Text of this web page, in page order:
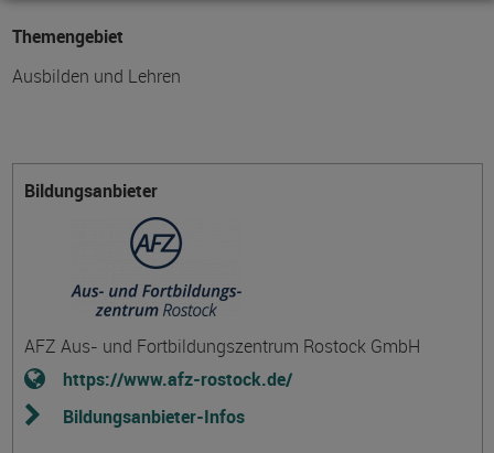
Themengebiet
Ausbilden und Lehren
Bildungsanbieter
AFZ Aus- und Fortbildungszentrum Rostock GmbH
https://www.afz-rostock.de/
Bildungsanbieter-Infos